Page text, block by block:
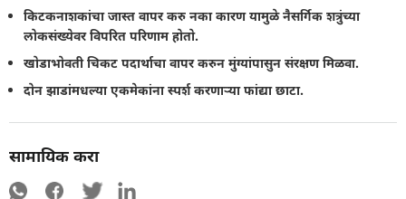
किटकनाशकांचा जास्त वापर करु नका कारण यामुळे नैसर्गिक शत्रुंच्या
लोकसंख्येवर विपरित परिणाम होतो.
खोडाभोवती चिकट पदार्थाचा वापर करुन मुंग्यांपासुन संरक्षण मिळवा.
दोन झाडांमधल्या एकमेकांना स्पर्श करणार्‍या फांद्या छाटा.
सामायिक करा